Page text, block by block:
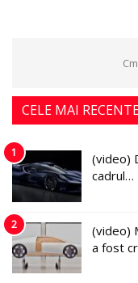
CELE MAI
1
(video)
cadrul…
2
(video)
a fost